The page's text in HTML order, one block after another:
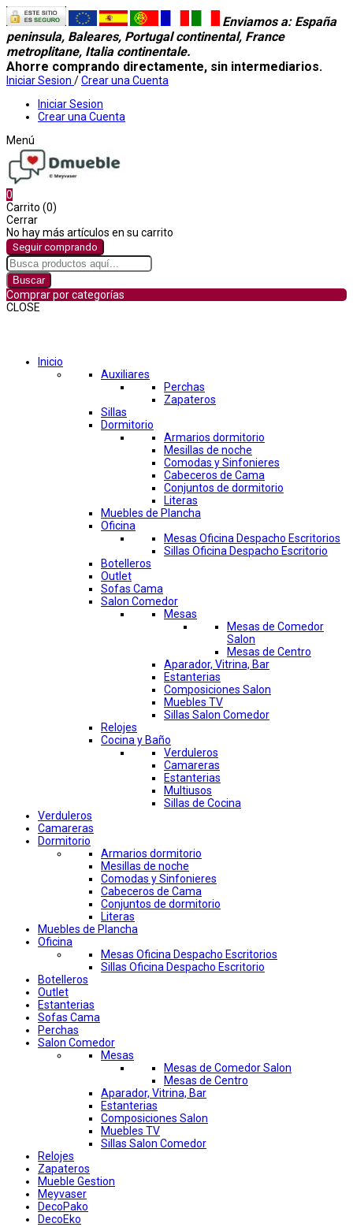
Enviamos a: España
peninsula, Baleares, Portugal continental, France
metroplitane, Italia continentale.
Ahorre comprando directamente, sin intermediarios.
Iniciar Sesion /Crear una Cuenta
Iniciar Sesion
Crear una Cuenta
Menú
0
Carrito (0)
Cerrar
No hay más artículos en su carrito
Seguir comprando
Buscar
Comprar por categorías
CLOSE
Inicio
Auxiliares
Perchas
Zapateros
Sillas
Dormitorio
Armarios dormitorio
Mesillas de noche
Comodas y Sinfonieres
Cabeceros de Cama
Conjuntos de dormitorio
Literas
Muebles de Plancha
Oficina
Mesas Oficina Despacho Escritorios
Sillas Oficina Despacho Escritorio
Botelleros
Outlet
Sofas Cama
Salon Comedor
Mesas
Mesas de Comedor
Salon
Mesas de Centro
Aparador, Vitrina, Bar
Estanterias
Composiciones Salon
Muebles TV
Sillas Salon Comedor
Relojes
Cocina y Baño
Verduleros
Camareras
Estanterias
Multiusos
Sillas de Cocina
Verduleros
Camareras
Dormitorio
Armarios dormitorio
Mesillas de noche
Comodas y Sinfonieres
Cabeceros de Cama
Conjuntos de dormitorio
Literas
Muebles de Plancha
Oficina
Mesas Oficina Despacho Escritorios
Sillas Oficina Despacho Escritorio
Botelleros
Outlet
Estanterias
Sofas Cama
Perchas
Salon Comedor
Mesas
Mesas de Comedor Salon
Mesas de Centro
Aparador, Vitrina, Bar
Estanterias
Composiciones Salon
Muebles TV
Sillas Salon Comedor
Relojes
Zapateros
Mueble Gestion
Meyvaser
DecoPako
DecoEko